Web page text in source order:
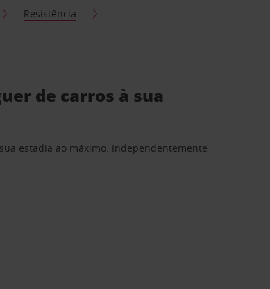
Resistência
de carros à sua
estadia ao máximo. Independentemente